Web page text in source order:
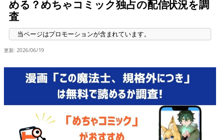
める？めちゃコミック独占の配信状況を調
査
更新: 2026/06/19